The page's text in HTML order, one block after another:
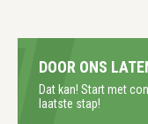
DOOR ONS
Dat kan! Start met
laatste stap!